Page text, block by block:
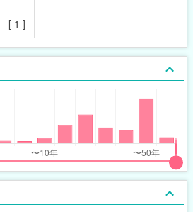
[ 1 ]